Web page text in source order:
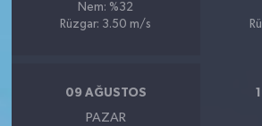
Nem: %32
Rüzgar: 3.50 m/s
09 AĞUSTOS
PAZAR